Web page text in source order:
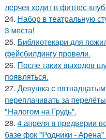
лерчек ходит в фитнес-клуб.
24. Набор в театральную
3 места!
25. Библиотекари для
фейсбилдингу провели.
26. После таких выходов
появляться.
27. Девушка с
переплачивать за
"Налогом на Грудь".
28. 4 апреля в предверии
базе фок "Родники -